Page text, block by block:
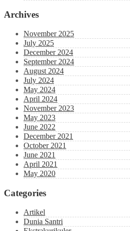
Archives
November 2025
July 2025
December 2024
September 2024
August 2024
July 2024
May 2024
April 2024
November 2023
May 2023
June 2022
December 2021
October 2021
June 2021
April 2021
May 2020
Categories
Artikel
Dunia Santri